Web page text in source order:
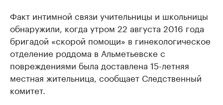
Факт интимной связи учительницы и школьницы
обнаружили, когда утром 22 августа 2016 года
бригадой «скорой помощи» в гинекологическое
отделение роддома в Альметьевске с
повреждениями была доставлена 15-летняя
местная жительница, сообщает Следственный
комитет.